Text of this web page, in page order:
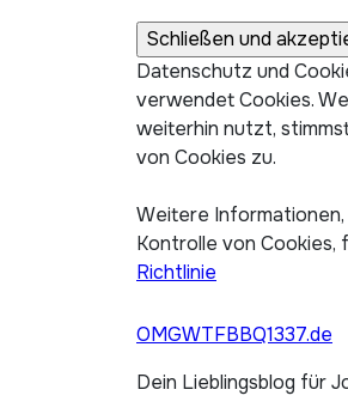
Datenschutz und
verwendet Cookies.
weiterhin nutzt,
von Cookies zu.
Weitere
Kontrolle von Cookies,
Richtlinie
OMGWTFBBQ1337.de
Dein Lieblingsblog für